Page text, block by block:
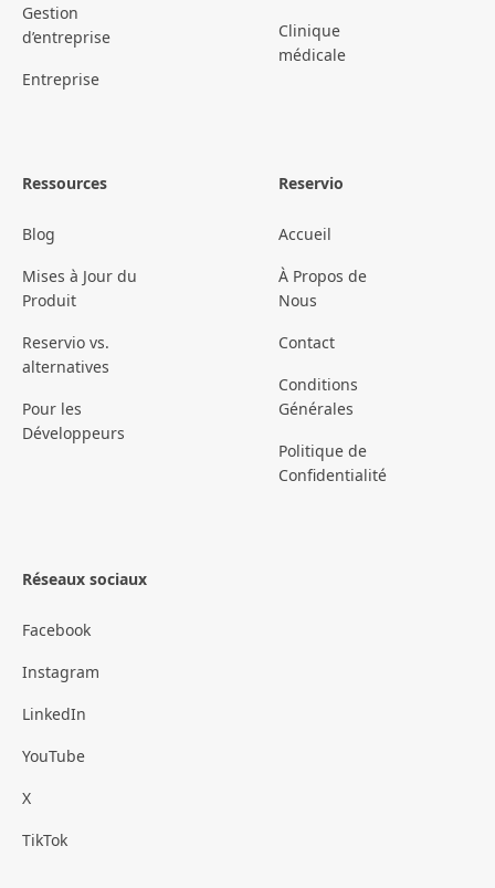
Gestion
d’entreprise
Entreprise
Clinique
médicale
Ressources
Blog
Mises à Jour du
Produit
Reservio vs.
alternatives
Pour les
Développeurs
Reservio
Accueil
À Propos de
Nous
Contact
Conditions
Générales
Politique de
Confidentialité
Réseaux sociaux
Facebook
Instagram
LinkedIn
YouTube
X
TikTok